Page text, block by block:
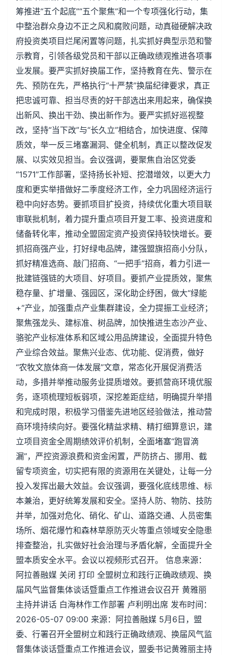
筹推进“五个起底”“五个聚焦”和一个专项强化行动，集
中整治群众身边不正之风和腐败问题，动真碰硬解决政
府投资类项目烂尾闲置等问题，扎实抓好典型示范和警
示教育，引领各级党员和干部以正确政绩观推进各项事
业发展。要严实抓好换届工作，坚持教育在先、警示在
先、预防在先，严格执行“十严禁”换届纪律要求，真正
把忠诚可靠、担当尽责的好干部选出来用起来，确保换
出新风、换出干劲、换出新作为。要严实抓好巡视整
改，坚持“当下改”与“长久立”相结合，加快进度、保障
质效，举一反三堵塞漏洞、健全机制，真正以整改促发
展、以实效见担当。会议强调，要聚焦自治区党委
“1571”工作部署，坚持扬长补短、挖潜增效，以更大力
度和更实举措做好二季度经济工作，全力巩固经济运行
稳中向好态势。要抓项目扩投资，持续优化重大项目联
审联批机制，着力提升重点项目开复工率、投资进度和
储备转化率，推动全盟固定资产投资保持较快增长。要
抓招商强产业，打好绿电品牌，建强盟旗招商小分队，
抓好精准选商、敲门招商、“一把手”招商，着力引进一
批建链强链的大项目、好项目。要抓产业提质效，聚焦
稳存量、扩增量、强园区，深化助企纾困，做大“绿能
+”产业，加强重点产业集群建设，全力提振工业经济；
聚焦强龙头、建标准、树品牌，加快推进生态沙产业、
骆驼产业标准体系和区域公用品牌建设，全面提升特色
产业综合效益。聚焦兴业态、优功能、促消费，做好
“农牧文旅体商一体发展”文章，常态化开展促消费活
动，多措并举推动服务业提质增效。要抓营商环境优服
务，逐项梳理短板弱项，深挖差距症结，明确提升举措
和完成时限，积极学习借鉴先进地区经验做法，推动营
商环境持续向好。要强化精益求精、精打细算意识，建
立项目资金全周期绩效评价机制，全面堵塞“跑冒滴
漏”，严控资源浪费和资金闲置，严防挤占、挪用、截
留专项资金，切实把有限的资源用在关键处，让每一分
投入发挥出最大效益。会议强调，要强化底线思维、标
本兼治，更好统筹发展和安全。坚持人防、物防、技防
并举，加强对危化、硝化、矿山、道路交通、人员密集
场所、烟花爆竹和森林草原防灭火等重点领域安全隐患
排查整治，扎实做好社会治理与矛盾化解，全面提升全
盟本质安全水平。会议以视频形式召开。 信息来源：
阿拉善融媒 关闭 打印 全盟树立和践行正确政绩观、换
届风气监督集体谈话暨重点工作推进会议召开 黄雅丽
主持并讲话 白海林作工作部署 卢利明出席 发布时间：
2026-05-07 09:00 来源：阿拉善融媒 5月6日，盟
委、行署召开全盟树立和践行正确政绩观、换届风气监
督集体谈话暨重点工作推进会议，盟委书记黄雅丽主持